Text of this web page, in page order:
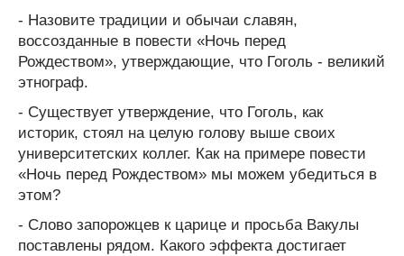
- Назовите традиции и обычаи славян,
воссозданные в повести «Ночь перед
Рождеством», утверждающие, что Гоголь - великий
этнограф.
- Существует утверждение, что Гоголь, как
историк, стоял на целую голову выше своих
университетских коллег. Как на примере повести
«Ночь перед Рождеством» мы можем убедиться в
этом?
- Слово запорожцев к царице и просьба Вакулы
поставлены рядом. Какого эффекта достигает